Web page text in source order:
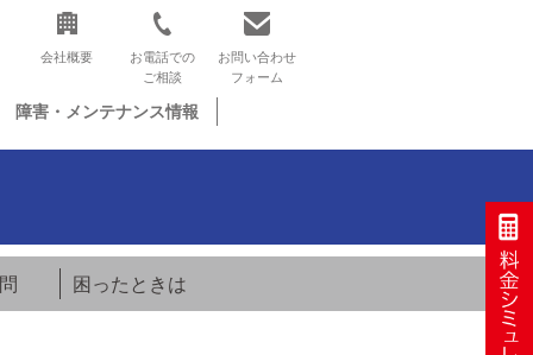
会社概要
お電話での
ご相談
お問い合わせ
フォーム
障害・メンテナンス情報
困ったときは